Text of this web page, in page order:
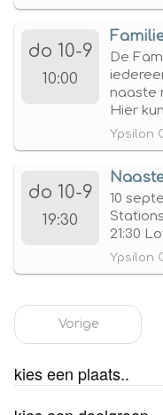
do 10-9
10:00
De
naaste
Hier
Ypsilon
do 10-9
19:30
10
21:30
Ypsilon
Vorige